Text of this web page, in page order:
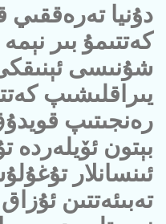
دۇنيا تەرەققىي
كەتتىمۇ بىر
شۇنىسى ئېنىقكى
يىراقلىشىپ
رەنجىتىپ
بېتون ئۆيلەردە
ئىنسانلار
تەبىئەتتىن